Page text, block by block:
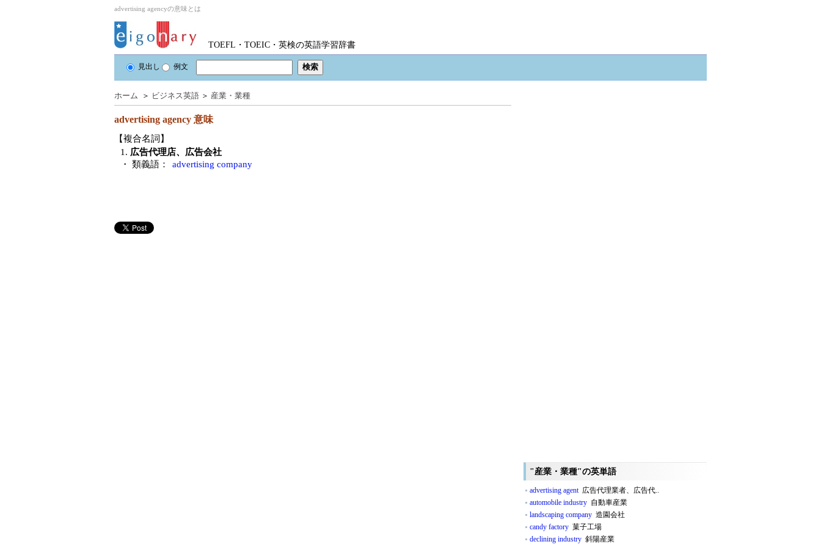
advertising agencyの意味とは
TOEFL・TOEIC・英検の英語学習辞書
見出し 例文
ホーム ＞ ビジネス英語 ＞ 産業・業種
advertising agency 意味
【複合名詞】
1. 広告代理店、広告会社
・ 類義語：
advertising company
"産業・業種"の英単語
advertising agent広告代理業者、広告代..
automobile industry 自動車産業
landscaping company 造園会社
candy factory 菓子工場
declining industry 斜陽産業